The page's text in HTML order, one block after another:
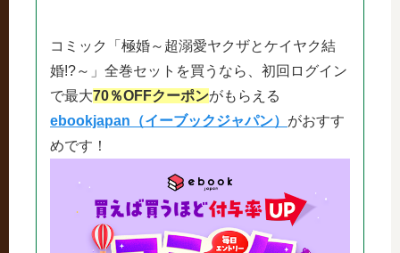
コミック「極婚～超溺愛ヤクザとケイヤク結
婚!?～」全巻セットを買うなら、初回ログイン
で最大70％OFFクーポンがもらえる
ebookjapan（イーブックジャパン） がおすす
めです！